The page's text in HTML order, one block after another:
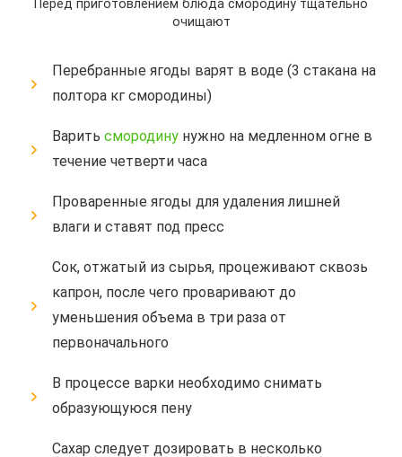
Перед приготовлением блюда смородину тщательно
очищают
Перебранные ягоды варят в воде (3 стакана на
полтора кг смородины)
Варить смородину нужно на медленном огне в
течение четверти часа
Проваренные ягоды для удаления лишней
влаги и ставят под пресс
Сок, отжатый из сырья, процеживают сквозь
капрон, после чего проваривают до
уменьшения объема в три раза от
первоначального
В процессе варки необходимо снимать
образующуюся пену
Сахар следует дозировать в несколько